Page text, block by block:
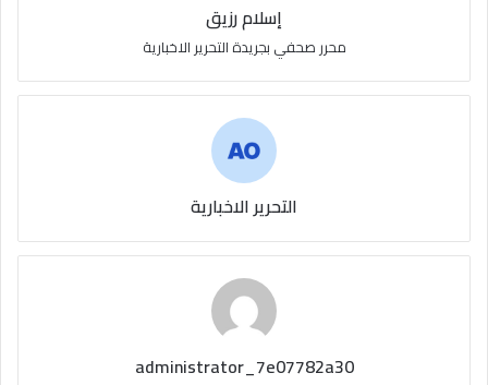
إسلام رزيق
محرر صحفي بجريدة التحرير الاخبارية
التحرير الاخبارية
administrator_7e07782a30